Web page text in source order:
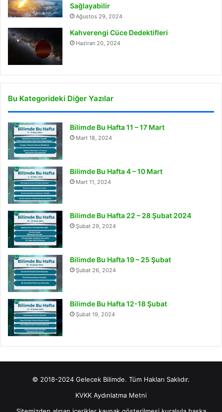
Sağlayabilir
Ağustos 29, 2024
Kahverengi Cüce Dedektifleri
Haziran 20, 2024
Bu Kategorideki Diğer Yazılar
Bilimde Bu Hafta 11 – 17 Mart
Mart 18, 2024
Bilimde Bu Hafta 4 – 10 Mart
Mart 11, 2024
Bilimde Bu Hafta 22 – 28 Şubat 2024
Şubat 29, 2024
Bilimde Bu Hafta 19 – 25 Şubat
Şubat 26, 2024
Bilimde Bu Hafta 12-18 Şubat
Şubat 19, 2024
© 2018-2024 Gelecek Bilimde. Tüm Hakları Saklıdır.
KVKK Aydınlatma Metni